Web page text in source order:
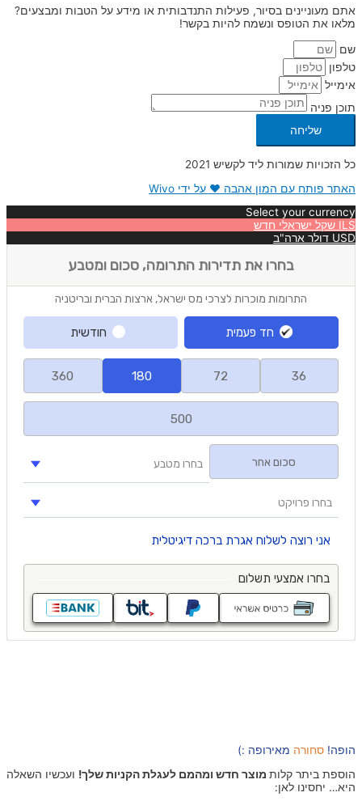
אתם מעוניינים בסיור, פעילות התנדבותית או מידע על הטבות ומבצעים?
מלאו את הטופס ונשמח להיות בקשר!
שם
טלפון
אימייל
תוכן פניה
שליחה
כל הזכויות שמורות ליד לקשיש 2021
האתר פותח עם המון אהבה ❤ על ידי Wivo
Select your currency
ILS שקל ישראלי חדש
USD דולר ארה"ב
הופה! סחורה מאירופה :)
הוספת ביתר קלות מוצר חדש ומהמם לעגלת הקניות שלך! ועכשיו השאלה
היא… יחסינו לאן: